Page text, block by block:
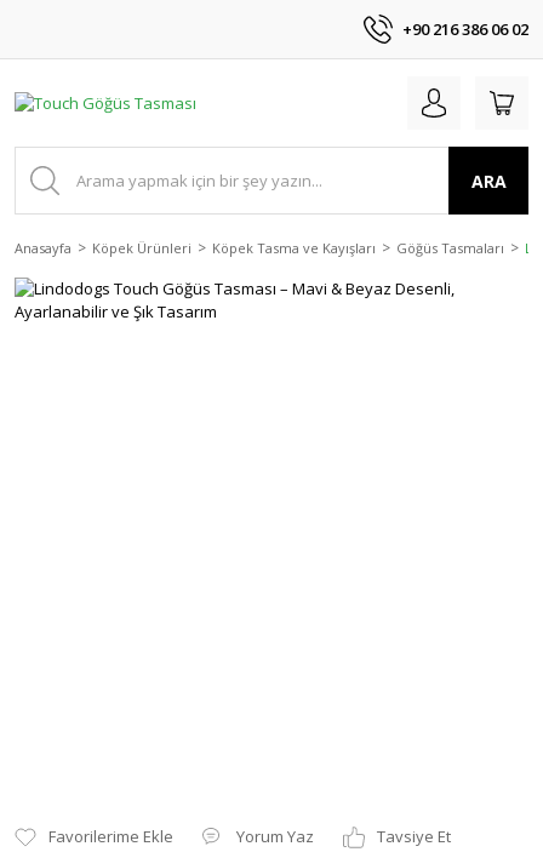
+90 216 386 06 02
ARA
Anasayfa Köpek Ürünleri Köpek Tasma ve Kayışları Göğüs Tasmaları
Yorum Yaz
Tavsiye Et